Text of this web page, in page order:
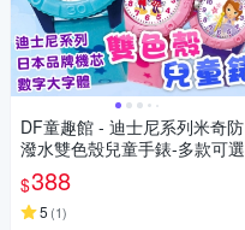
DF童趣館 - 迪士尼系列米奇防
潑水雙色殼兒童手錶-多款可選
$388
5 (1)